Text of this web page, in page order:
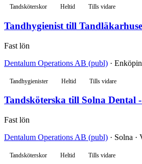
Tandsköterskor Heltid Tills vidare
Tandhygienist till
Fast lön
Dentalum Operations AB (publ) ·
Tandhygienister Heltid Tills vidare
Tandsköterska till Solna Dental
Fast lön
Dentalum Operations AB (publ) · Solna
Tandsköterskor Heltid Tills vidare